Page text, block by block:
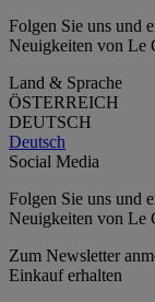
Folgen Sie uns und
Neuigkeiten von Le
Land & Sprache
ÖSTERREICH
DEUTSCH
Deutsch
Social Media
Folgen Sie uns und
Neuigkeiten von Le
Zum Newsletter
Einkauf erhalten